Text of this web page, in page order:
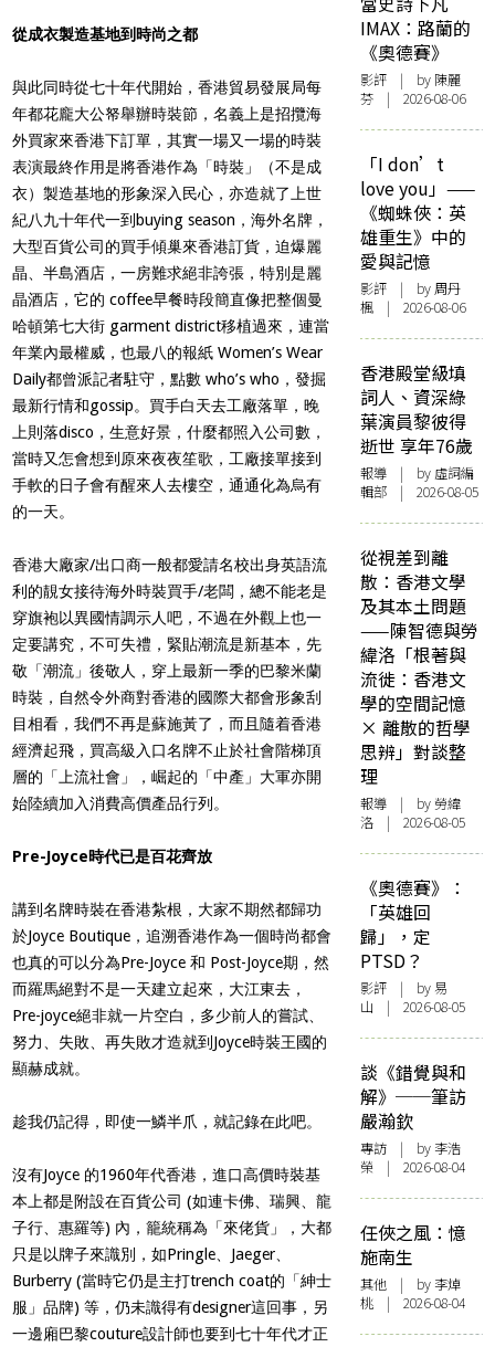
從成衣製造基地到時尚之都
與此同時從七十年代開始，香港貿易發展局每
年都花龐大公帑舉辦時裝節，名義上是招攬海
外買家來香港下訂單，其實一場又一場的時裝
表演最終作用是將香港作為「時裝」（不是成
衣）製造基地的形象深入民心，亦造就了上世
紀八九十年代一到buying season，海外名牌，
大型百貨公司的買手傾巢來香港訂貨，迫爆麗
晶、半島酒店，一房難求絕非誇張，特別是麗
晶酒店，它的 coffee早餐時段簡直像把整個曼
哈頓第七大街 garment district移植過來，連當
年業內最權威，也最八的報紙 Women’s Wear
Daily都曾派記者駐守，點數 who’s who，發掘
最新行情和gossip。買手白天去工廠落單，晚
上則落disco，生意好景，什麼都照入公司數，
當時又怎會想到原來夜夜笙歌，工廠接單接到
手軟的日子會有醒來人去樓空，通通化為烏有
的一天。
香港大廠家/出口商一般都愛請名校出身英語流
利的靚女接待海外時裝買手/老闆，總不能老是
穿旗袍以異國情調示人吧，不過在外觀上也一
定要講究，不可失禮，緊貼潮流是新基本，先
敬「潮流」後敬人，穿上最新一季的巴黎米蘭
時裝，自然令外商對香港的國際大都會形象刮
目相看，我們不再是蘇施黃了，而且隨着香港
經濟起飛，買高級入口名牌不止於社會階梯頂
層的「上流社會」，崛起的「中產」大軍亦開
始陸續加入消費高價產品行列。
Pre-Joyce時代已是百花齊放
講到名牌時裝在香港紮根，大家不期然都歸功
於Joyce Boutique，追溯香港作為一個時尚都會
也真的可以分為Pre-Joyce 和 Post-Joyce期，然
而羅馬絕對不是一天建立起來，大江東去，
Pre-joyce絕非就一片空白，多少前人的嘗試、
努力、失敗、再失敗才造就到Joyce時裝王國的
顯赫成就。
趁我仍記得，即使一鱗半爪，就記錄在此吧。
沒有Joyce 的1960年代香港，進口高價時裝基
本上都是附設在百貨公司 (如連卡佛、瑞興、龍
子行、惠羅等) 內，籠統稱為「來佬貨」，大都
只是以牌子來識別，如Pringle、Jaeger、
Burberry (當時它仍是主打trench coat的「紳士
服」品牌) 等，仍未識得有designer這回事，另
一邊廂巴黎couture設計師也要到七十年代才正
IMAX：路蘭的
《奧德賽》
影評 | by 陳麗
芬 | 2026-08-06
「I don’t
love you」——
《蜘蛛俠：英
雄重生》中的
愛與記憶
影評 | by周丹
楓 | 2026-08-06
香港殿堂級填
詞人、資深綠
葉演員黎彼得
逝世 享年76歲
報導 | by 虛詞編
輯部 | 2026-08-05
從視差到離
散：香港文學
及其本土問題
——陳智德與勞
緯洛「根著與
流徙：香港文
學的空間記憶
× 離散的哲學
思辨」對談整
理
報導 | by 勞緯
洛 | 2026-08-05
《奧德賽》：
「英雄回
歸」，定
PTSD？
影評 | by 易
山 | 2026-08-05
談《錯覺與和
解》──筆訪
嚴瀚欽
專訪 | by 李浩
榮 | 2026-08-04
任俠之風：憶
施南生
其他 | by 李焯
桃 | 2026-08-04